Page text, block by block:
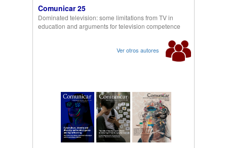
Comunicar 25
Dominated television: some limitations from TV in
education and arguments for television competence
Ver otros autores